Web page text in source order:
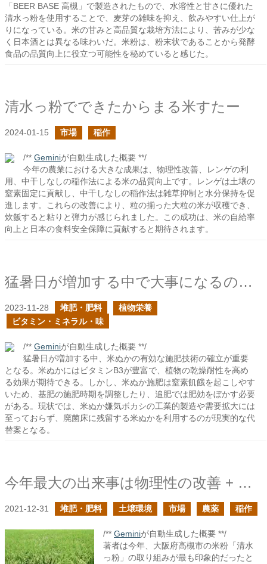
「BEER BASE 高槻」で製造されたもので、水溶性と甘さに優れた
清水っ粉を使用することで、麦芽の雑味を抑え、飲みやすい仕上が
りになっている。米の甘みと高品質な栽培方法により、苦みが少な
く日本酒とは異なる味わいだ。米粉は、粉末状であることから発酵
食品の品質向上に役立つ可能性を秘めていると感じた。
清水っ粉でできたからまる米すたー
2024-01-15 市場 稲作
/** Geminiが自動生成した概要 **/
今年の農業における大きな成果は、物理性改善、レンゲの利
用、中干しなしの稲作法による米の品質向上です。レンゲは土壌の
窒素固定に貢献し、中干しなしの稲作法は雑草抑制と水分保持を促
進します。これらの改善により、粒の揃った大粒の米が収穫でき、
炊飯すると粘りと弾力が感じられました。この成功は、米の自給率
向上と日本の食料安全保障に貢献すると期待されます。
猛暑日が増加する中で大事になるのは米ぬかの施肥技術の確立になるだろう
2023-11-28 堆肥・肥料
植物栄養
ビタミン・ミネラル・味
/** Geminiが自動生成した概要 **/
猛暑日が増加する中、米ぬかの有効な施肥技術の確立が重要
となる。米ぬかにはビタミンB3が豊富で、植物の乾燥耐性を高め
る効果が期待できる。しかし、米ぬか施肥は窒素飢餓を起こしやす
いため、基肥の施肥時期を調整したり、追肥では肥効をぼかす必要
がある。現状では、米ぬか嫌気ボカシの工業的製造や需要拡大には
至っておらず、廃菌床に残留する米ぬかを利用するのが現実的な代
替案となる。
今年最大の出来事は物理性の改善 + レンゲ + 中干しなしの稲作によるインパクトを感じたこと
2021-12-31 堆肥・肥料 土壌環境 市場 農薬 稲作
/** Geminiが自動生成した概要 **/
著者は今年、大阪府高槻市の米粉「清水
っ粉」の取り組みが最も印象的だったと